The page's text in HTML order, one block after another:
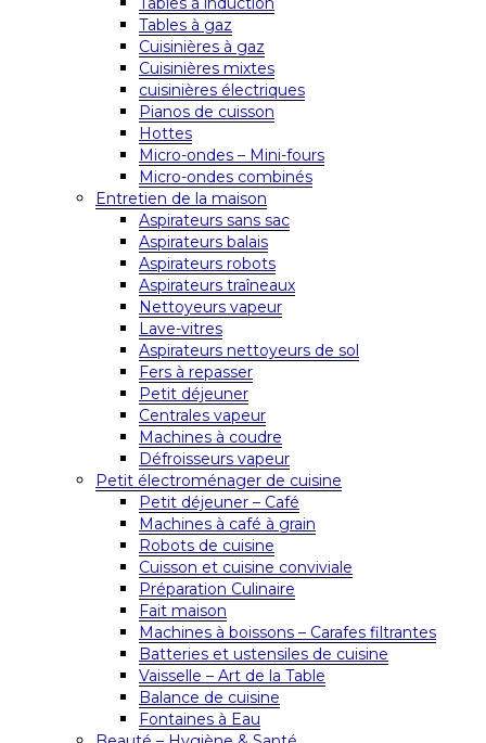
Tables à gaz
Cuisinières à gaz
Cuisinières mixtes
cuisinières électriques
Pianos de cuisson
Hottes
Micro-ondes – Mini-fours
Micro-ondes combinés
Entretien de la maison
Aspirateurs sans sac
Aspirateurs balais
Aspirateurs robots
Aspirateurs traîneaux
Nettoyeurs vapeur
Lave-vitres
Aspirateurs nettoyeurs de sol
Fers à repasser
Petit déjeuner
Centrales vapeur
Machines à coudre
Défroisseurs vapeur
Petit électroménager de cuisine
Petit déjeuner – Café
Machines à café à grain
Robots de cuisine
Cuisson et cuisine conviviale
Préparation Culinaire
Fait maison
Machines à boissons – Carafes filtrantes
Batteries et ustensiles de cuisine
Vaisselle – Art de la Table
Balance de cuisine
Fontaines à Eau